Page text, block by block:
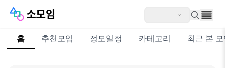
홈 추천모임 정모일정 카테고리 최근 본